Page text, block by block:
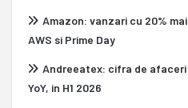
Amazon: vanzari cu 20%
AWS si Prime Day
Andreeatex: cifra de afaceri
YoY, in H1 2026